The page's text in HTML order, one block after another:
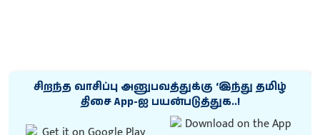
சிறந்த வாசிப்பு அனுபவத்துக்கு ‘இந்து தமிழ்
திசை App-ஐ பயன்படுத்துக..!